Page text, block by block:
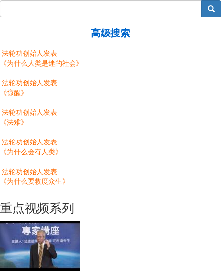
搜索
高级搜索
法轮功创始人发表
《为什么人类是迷的社会》
法轮功创始人发表
《惊醒》
法轮功创始人发表
《法难》
法轮功创始人发表
《为什么会有人类》
法轮功创始人发表
《为什么要救度众生》
重点视频系列